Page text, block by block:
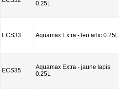
0.25L
ECS33 Aquamax Extra - feu artic 0.25L
ECS35
Aquamax Extra - jaune lapis
0.25L